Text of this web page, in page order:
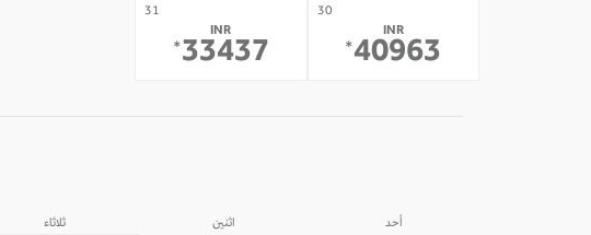
30
INR
40963
*
31
INR
33437
*
أحد اثنين ثلاثاء